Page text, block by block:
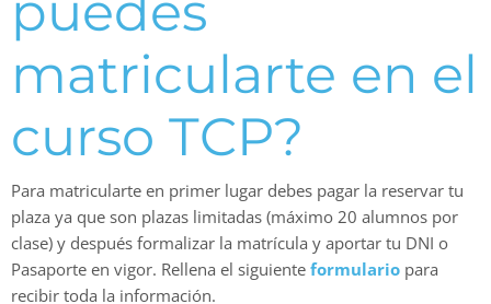
matricularte en el
curso TCP?
Para matricularte en primer lugar debes pagar la reservar tu
plaza ya que son plazas limitadas (máximo 20 alumnos por
clase) y después formalizar la matrícula y aportar tu DNI o
Pasaporte en vigor. Rellena el siguiente formulario para
recibir toda la información.